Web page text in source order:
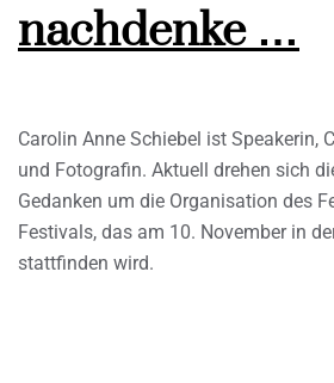
nachdenke …
Carolin Anne Schiebel ist Speakerin,
und Fotografin. Aktuell drehen sich
Gedanken um die Organisation des
Festivals, das am 10. November in
stattfinden wird.